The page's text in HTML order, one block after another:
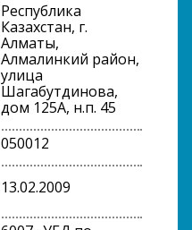
Республика
Казахстан, г.
Алматы,
Алмалинкий район,
улица
Шагабутдинова,
дом 125А, н.п. 45
050012
13.02.2009